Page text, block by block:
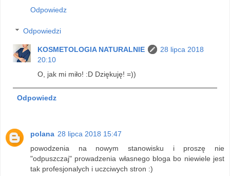
Odpowiedz
Odpowiedzi
KOSMETOLOGIA NATURALNIE
28 lipca 2018
20:10
O, jak mi miło! :D Dziękuję! =))
Odpowiedz
polana 28 lipca 2018 15:47
powodzenia na nowym stanowisku i proszę nie
"odpuszczaj" prowadzenia własnego bloga bo niewiele jest
tak profesjonalych i uczciwych stron :)